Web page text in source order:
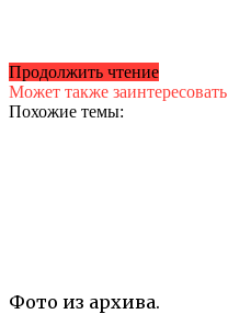
Фото из архива.
Продолжить чтение
Может также заинтересовать
Похожие темы: